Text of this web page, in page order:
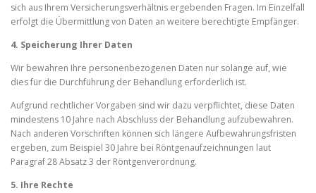
sich aus Ihrem Versicherungsverhältnis ergebenden Fragen. Im Einzelfall
erfolgt die Übermittlung von Daten an weitere berechtigte Empfänger.
4. Speicherung Ihrer Daten
Wir bewahren Ihre personenbezogenen Daten nur solange auf, wie
dies für die Durchführung der Behandlung erforderlich ist.
Aufgrund rechtlicher Vorgaben sind wir dazu verpflichtet, diese Daten
mindestens 10 Jahre nach Abschluss der Behandlung aufzubewahren.
Nach anderen Vorschriften können sich längere Aufbewahrungsfristen
ergeben, zum Beispiel 30 Jahre bei Röntgenaufzeichnungen laut
Paragraf 28 Absatz 3 der Röntgenverordnung.
5. Ihre Rechte